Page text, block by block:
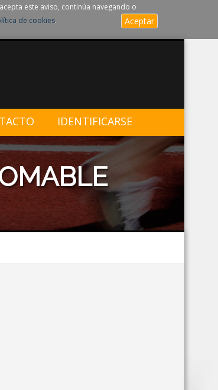
este aviso, continúa navegando o
de cookies. Aceptar
IDENTIFICARSE